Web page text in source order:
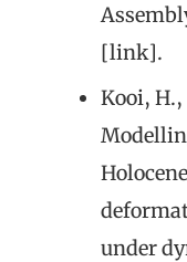
[link].
Kooi,
under